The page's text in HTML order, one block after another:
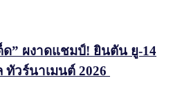
” ผงาดแชมป์! ยินตัน ยู-14
วร์นาเมนต์ 2026